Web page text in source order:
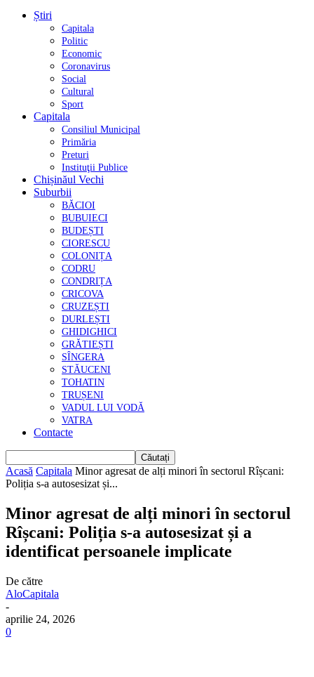
Știri
Capitala
Politic
Economic
Coronavirus
Social
Cultural
Sport
Capitala
Consiliul Municipal
Primăria
Preturi
Instituţii Publice
Chișinăul Vechi
Suburbii
BĂCIOI
BUBUIECI
BUDEȘTI
CIORESCU
COLONIȚA
CODRU
CONDRIȚA
CRICOVA
CRUZEȘTI
DURLEȘTI
GHIDIGHICI
GRĂTIEȘTI
SÎNGERA
STĂUCENI
TOHATIN
TRUȘENI
VADUL LUI VODĂ
VATRA
Contacte
Acasă Capitala Minor agresat de alți minori în sectorul Rîșcani:
Poliția s-a autosesizat și...
Minor agresat de alți minori în sectorul
Rîșcani: Poliția s-a autosesizat și a
identificat persoanele implicate
De către
AloCapitala
-
aprilie 24, 2026
0